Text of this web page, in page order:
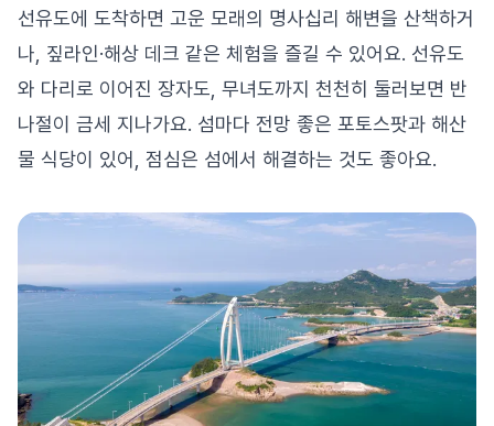
선유도에 도착하면 고운 모래의 명사십리 해변을 산책하거
나, 짚라인·해상 데크 같은 체험을 즐길 수 있어요. 선유도
와 다리로 이어진 장자도, 무녀도까지 천천히 둘러보면 반
나절이 금세 지나가요. 섬마다 전망 좋은 포토스팟과 해산
물 식당이 있어, 점심은 섬에서 해결하는 것도 좋아요.